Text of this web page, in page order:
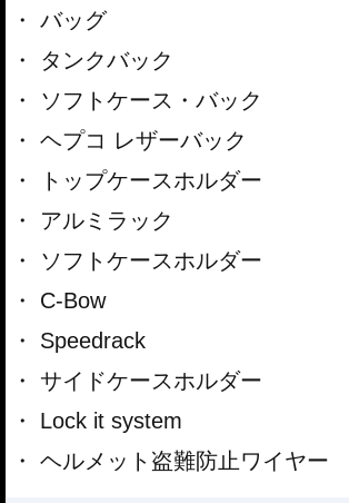
バッグ
タンクバック
ソフトケース・バック
ヘプコ レザーバック
トップケースホルダー
アルミラック
ソフトケースホルダー
C-Bow
Speedrack
サイドケースホルダー
Lock it system
ヘルメット盗難防止ワイヤー